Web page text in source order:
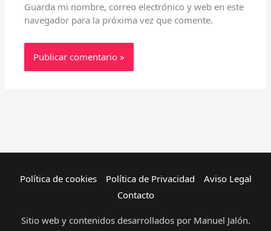
Guarda mi nombre, correo electrónico y web en este
navegador para la próxima vez que comente.
Política de cookies Política de Privacidad
Aviso Legal
Contacto
Sitio web y contenidos desarrollados por Manuel Jalón.